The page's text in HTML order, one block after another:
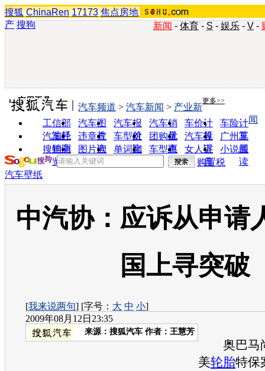
搜狐 ChinaRen 17173 焦点房地
产 搜狗 新闻 - 体育 - S - 娱乐 - V -
实用工具 更多>>
工信部
油耗
汽车图
片
汽车报
价
汽车销
量
车价计
算
车险计
算
汽车经
销商
违章查
询
车型对
比
团购优
惠
汽车投
诉
广州车
展
搜狗浏
览器
图片欣
赏
单词翻
车型查
询
女人宝
典
小说阅
读
汽车频道 > 汽车新闻 > 产业新
闻
购置税
汽车壁纸
中汽协：应诉从申请
国上寻突破
[我来说两句] [字号： 大 中 小]
2009年08月12日23:35
来源： 搜狐汽车 作者：王慧芳
奥巴马
美轮胎特保